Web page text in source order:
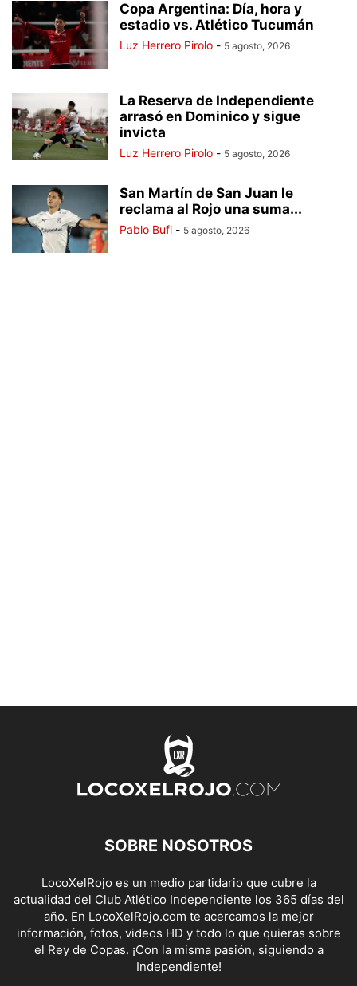
Copa Argentina: Día, hora y
estadio vs. Atlético Tucumán
Luz Herrero Pirolo - 5 agosto, 2026
La Reserva de Independiente
arrasó en Dominico y sigue
invicta
Luz Herrero Pirolo - 5 agosto, 2026
San Martín de San Juan le
reclama al Rojo una suma...
Pablo Bufi - 5 agosto, 2026
SOBRE NOSOTROS
LocoXelRojo es un medio partidario que cubre la
actualidad del Club Atlético Independiente los 365 días del
año. En LocoXelRojo.com te acercamos la mejor
información, fotos, videos HD y todo lo que quieras sobre
el Rey de Copas. ¡Con la misma pasión, siguiendo a
Independiente!